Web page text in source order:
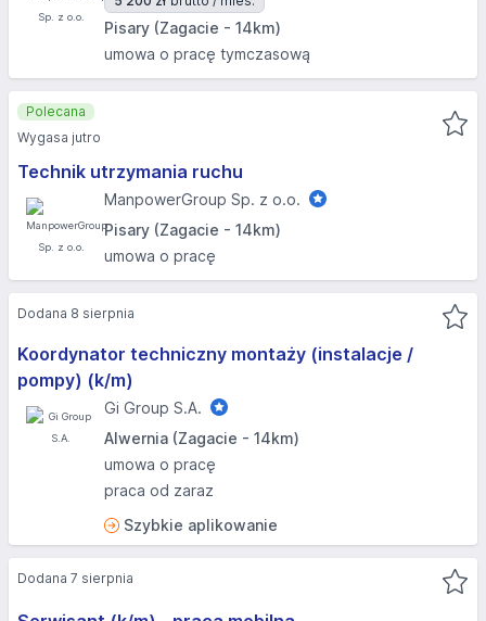
Pisary (Zagacie - 14km)
umowa o pracę tymczasową
Technik utrzymania ruchu
ManpowerGroup Sp. z o.o.
Pisary (Zagacie - 14km)
umowa o pracę
Polecana
Wygasa jutro
Koordynator techniczny montaży (instalacje /
pompy) (k/m)
Gi Group S.A.
Alwernia (Zagacie - 14km)
umowa o pracę
praca od zaraz
Szybkie aplikowanie
Dodana 8 sierpnia
Dodana 7 sierpnia